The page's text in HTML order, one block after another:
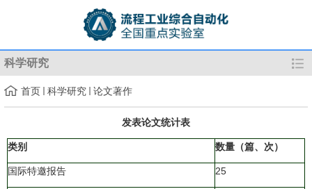
科学研究
首页 科学研究 论文著作
发表论文统计表
类别 数量（篇、次）
国际特邀报告 25